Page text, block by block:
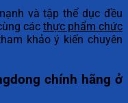
và tập thể dục đều
các thực phẩm chức
khảo ý kiến chuyên
chính hãng ở